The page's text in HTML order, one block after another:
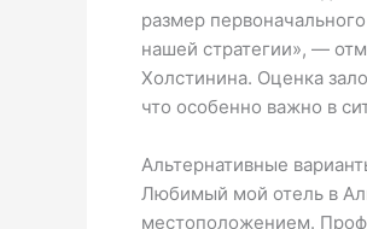
размер
нашей стратегии», —
Холстинина. Оценка
что особенно важно в
Альтернативные
Любимый мой отель в
местоположением.